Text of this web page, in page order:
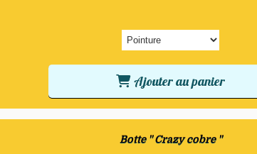
Ajouter au panier
Botte " Crazy cobre "